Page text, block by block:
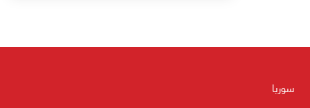
سوريا